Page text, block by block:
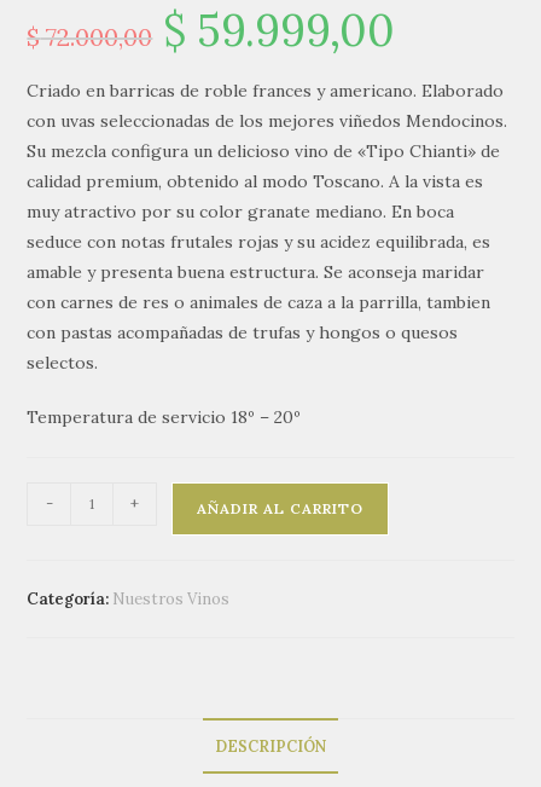
$72.000,00 $ 59.999,00
Criado en barricas de roble frances y americano. Elaborado
con uvas seleccionadas de los mejores viñedos Mendocinos.
Su mezcla configura un delicioso vino de «Tipo Chianti» de
calidad premium, obtenido al modo Toscano. A la vista es
muy atractivo por su color granate mediano. En boca
seduce con notas frutales rojas y su acidez equilibrada, es
amable y presenta buena estructura. Se aconseja maridar
con carnes de res o animales de caza a la parrilla, tambien
con pastas acompañadas de trufas y hongos o quesos
selectos.
Temperatura de servicio 18º – 20º
- + AÑADIR AL CARRITO
Categoría: Nuestros Vinos
DESCRIPCIÓN